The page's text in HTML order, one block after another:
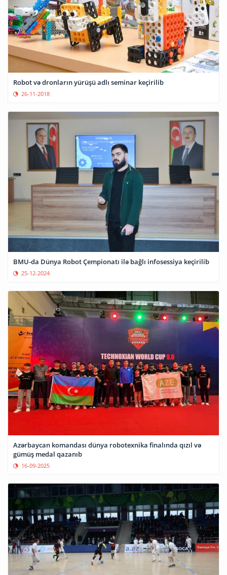
Robot və dronların yürüşü adlı seminar keçirilib
26-11-2018
BMU-da Dünya Robot Çempionatı ilə bağlı infosessiya keçirilib
25-12-2024
Azərbaycan komandası dünya robotexnika finalında qızıl və
gümüş medal qazanıb
16-09-2025